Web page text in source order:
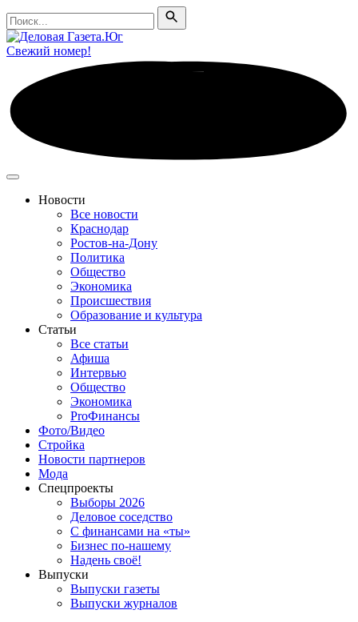
Поиск
Поиск
Свежий номер!
Новости
Все новости
Краснодар
Ростов-на-Дону
Политика
Общество
Экономика
Происшествия
Образование и культура
Статьи
Все статьи
Афиша
Интервью
Общество
Экономика
ProФинансы
Фото/Видео
Стройка
Новости партнеров
Мода
Спецпроекты
Выборы 2026
Деловое соседство
С финансами на «ты»
Бизнес по-нашему
Надень своё!
Выпуски
Выпуски газеты
Выпуски журналов